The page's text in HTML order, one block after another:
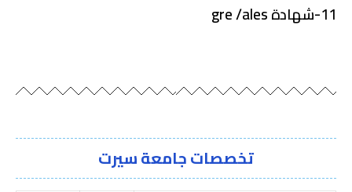
11-شهادة gre /ales
تخصصات جامعة سيرت